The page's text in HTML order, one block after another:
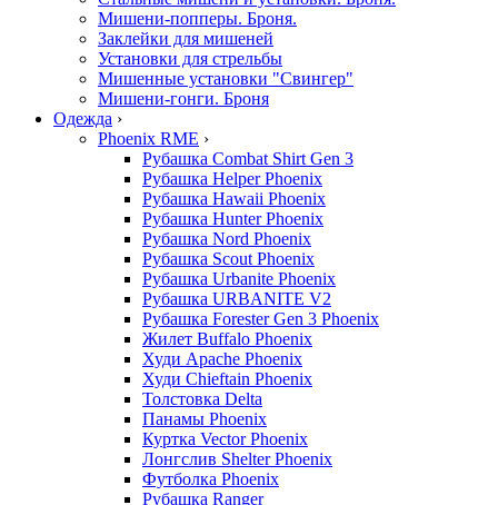
Мишени-попперы. Броня.
Заклейки для мишеней
Установки для стрельбы
Мишенные установки "Свингер"
Мишени-гонги. Броня
Одежда ›
Phoenix RME ›
Рубашка Combat Shirt Gen 3
Рубашка Helper Phoenix
Рубашка Hawaii Phoenix
Рубашка Hunter Phoenix
Рубашка Nord Phoenix
Рубашка Scout Phoenix
Рубашка Urbanite Phoenix
Рубашка URBANITE V2
Рубашка Forester Gen 3 Phoenix
Жилет Buffalo Phoenix
Худи Apache Phoenix
Худи Chieftain Phoenix
Толстовка Delta
Панамы Phoenix
Куртка Vector Phoenix
Лонгслив Shelter Phoenix
Футболка Phoenix
Рубашка Ranger